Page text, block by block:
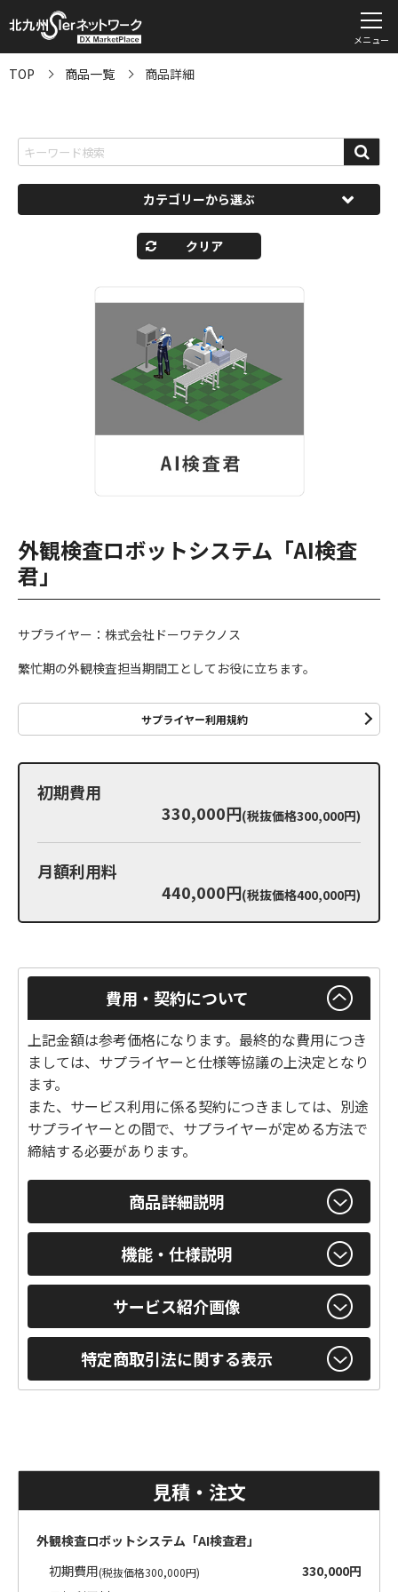
メニュー
TOP 商品一覧 商品詳細
カテゴリーから選ぶ
クリア
外観検査ロボットシステム「AI検査
君」
サプライヤー：株式会社ドーワテクノス
繁忙期の外観検査担当期間工としてお役に立ちます。
サプライヤー利用規約
初期費用
330,000円(税抜価格300,000円)
月額利用料
440,000円(税抜価格400,000円)
費用・契約について
上記金額は参考価格になります。最終的な費用につき
ましては、サプライヤーと仕様等協議の上決定となり
ます。
また、サービス利用に係る契約につきましては、別途
サプライヤーとの間で、サプライヤーが定める方法で
締結する必要があります。
商品詳細説明
機能・仕様説明
サービス紹介画像
特定商取引法に関する表示
見積・注文
外観検査ロボットシステム「AI検査君」
初期費用(税抜価格300,000円)
330,000円